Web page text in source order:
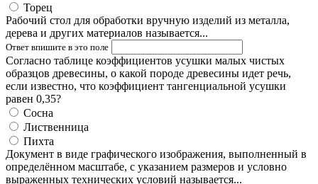
Торец
Рабочий стол для обработки вручную изделий из металла,
дерева и других материалов называется...
Ответ впишите в это поле
Согласно таблице коэффициентов усушки малых чистых
образцов древесины, о какой породе древесины идет речь,
если известно, что коэффициент тангенциальной усушки
равен 0,35?
Сосна
Лиственница
Пихта
Документ в виде графического изображения, выполненный в
определённом масштабе, с указанием размеров и условно
выраженных технических условий называется...